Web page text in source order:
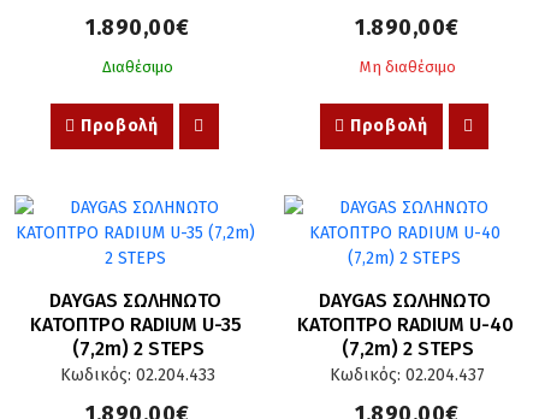
1.890,00€
Διαθέσιμο
Προβολή
1.890,00€
Μη διαθέσιμο
Προβολή
DAYGAS ΣΩΛΗΝΩΤΟ
ΚΑΤΟΠΤΡΟ RADIUM U-35
(7,2m) 2 STEPS
Κωδικός: 02.204.433
DAYGAS ΣΩΛΗΝΩΤΟ
ΚΑΤΟΠΤΡΟ RADIUM U-40
(7,2m) 2 STEPS
Κωδικός: 02.204.437